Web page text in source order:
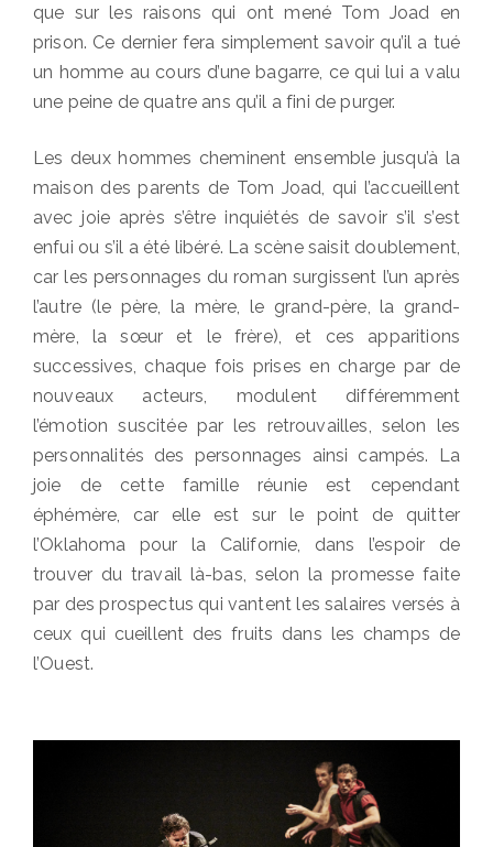
que sur les raisons qui ont mené Tom Joad en
prison. Ce dernier fera simplement savoir qu’il a tué
un homme au cours d’une bagarre, ce qui lui a valu
une peine de quatre ans qu’il a fini de purger.
Les deux hommes cheminent ensemble jusqu’à la
maison des parents de Tom Joad, qui l’accueillent
avec joie après s’être inquiétés de savoir s’il s’est
enfui ou s’il a été libéré. La scène saisit doublement,
car les personnages du roman surgissent l’un après
l’autre (le père, la mère, le grand-père, la grand-
mère, la sœur et le frère), et ces apparitions
successives, chaque fois prises en charge par de
nouveaux acteurs, modulent différemment
l’émotion suscitée par les retrouvailles, selon les
personnalités des personnages ainsi campés. La
joie de cette famille réunie est cependant
éphémère, car elle est sur le point de quitter
l’Oklahoma pour la Californie, dans l’espoir de
trouver du travail là-bas, selon la promesse faite
par des prospectus qui vantent les salaires versés à
ceux qui cueillent des fruits dans les champs de
l’Ouest.